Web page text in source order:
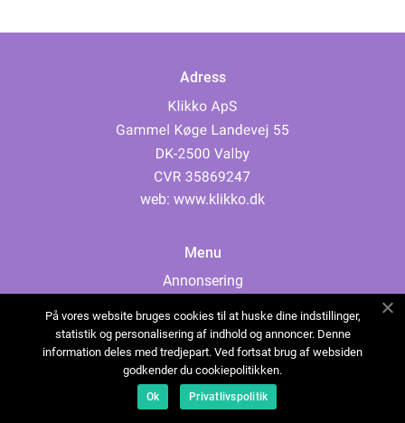
Adress
web: www.klikko.dk
Menu
Annonsering
Cookies
Kontakta oss
Sitemap
På vores website bruges cookies til at huske dine indstillinger,
statistik og personalisering af indhold og annoncer. Denne
information deles med tredjepart. Ved fortsat brug af websiden
godkender du cookiepolitikken.
Ok Privatlivspolitik